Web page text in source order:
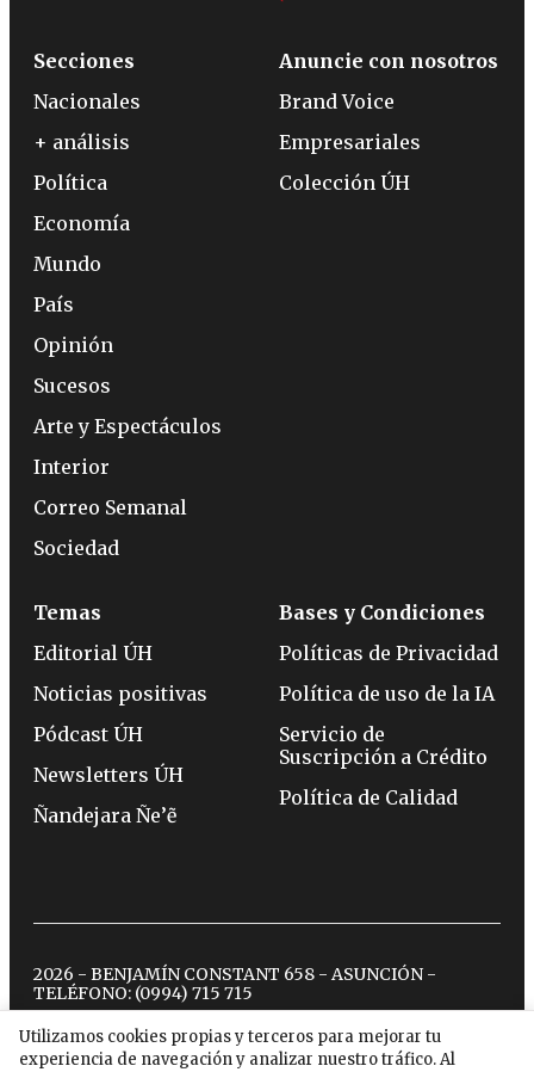
Utilizamos cookies propias y terceros para mejorar tu
experiencia de navegación y analizar nuestro tráfico. Al
Secciones
Nacionales
+ análisis
Política
Economía
Mundo
País
Opinión
Sucesos
Arte y Espectáculos
Interior
Correo Semanal
Sociedad
Anuncie con nosotros
Brand Voice
Empresariales
Colección ÚH
Temas
Editorial ÚH
Noticias positivas
Pódcast ÚH
Newsletters ÚH
Ñandejara Ñe’ẽ
Bases y Condiciones
Políticas de Privacidad
Política de uso de la IA
Servicio de
Suscripción a Crédito
Política de Calidad
2026 - BENJAMÍN CONSTANT 658 - ASUNCIÓN -
TELÉFONO: (0994) 715 715